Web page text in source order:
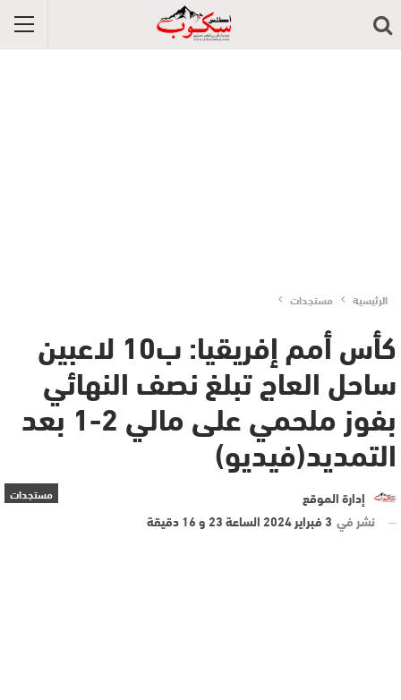
الرئيسية مستجدات
كأس أمم إفريقيا: ب10 لاعبين
ساحل العاج تبلغ نصف النهائي
بفوز ملحمي على مالي 2-1 بعد
التمديد(فيديو)
مستجدات
إدارة الموقع
نشر في 3 فبراير 2024 الساعة 23 و 16 دقيقة